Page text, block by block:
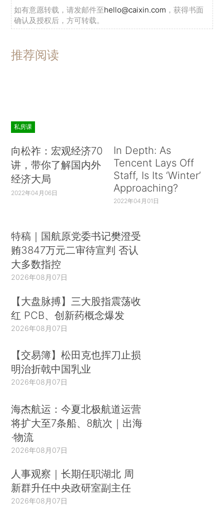
如有意愿转载，请发邮件至hello@caixin.com ，获得书面
确认及授权后，方可转载。
推荐阅读
私房课
向松祚：宏观经济70
讲，带你了解国内外
经济大局
2022年04月06日
In Depth: As
Tencent Lays Off
Staff, Is Its ‘Winter’
Approaching?
2022年04月01日
特稿｜国航原党委书记樊澄受
贿3847万元二审待宣判 否认
大多数指控
2026年08月07日
【大盘脉搏】三大股指震荡收
红 PCB、创新药概念爆发
2026年08月07日
【交易簿】松田克也挥刀止损
明治折戟中国乳业
2026年08月07日
海杰航运：今夏北极航道运营
将扩大至7条船、8航次｜出海
·物流
2026年08月07日
人事观察｜长期任职湖北 周
新群升任中央政研室副主任
2026年08月07日